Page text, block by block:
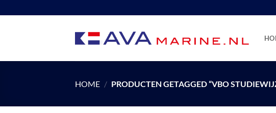
naar
HOME / PRODUCTEN GETAGGED “VBO